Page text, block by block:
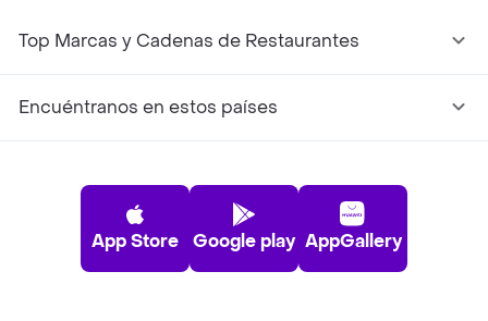
Top Marcas y Cadenas de Restaurantes
Encuéntranos en estos países
App Store Google play AppGallery